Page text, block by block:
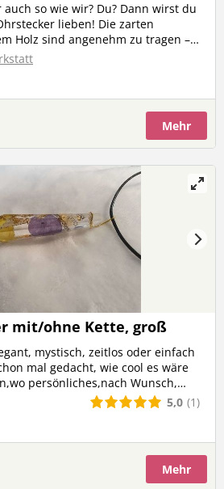
so wie wir? Du? Dann wirst du
lieben! Die zarten
Holz sind angenehm zu tragen –
auch noch super aus. Egal, ob
oder als ausgeschnittene
sind zum Anbeißen süß! Hol
Wunschmaterial gefertigt.
Ananas Kontur Breite: ca. 10 mm
10 mm Höhe: ca. 14 mm
Mehr
mit/ohne Kette, groß
mystisch, zeitlos oder einfach
mal gedacht, wie cool es wäre
persönliches,nach Wunsch,
sieh dir meine tollen
du eine eigene Idee wie dein
möchtest du einen von den
mich auf deine Nachricht!
5,0 (1)
Mehr